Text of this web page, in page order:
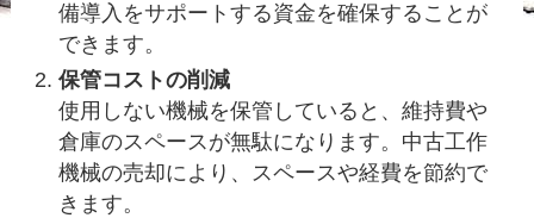
備導入をサポートする資金を確保することが
できます。
保管コストの削減
使用しない機械を保管していると、維持費や
倉庫のスペースが無駄になります。中古工作
機械の売却により、スペースや経費を節約で
きます。